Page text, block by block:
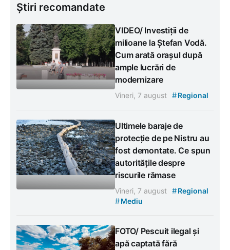
Știri recomandate
VIDEO/ Investiții de
milioane la Ștefan Vodă.
Cum arată orașul după
ample lucrări de
modernizare
Vineri, 7 august #Regional
Ultimele baraje de
protecție de pe Nistru au
fost demontate. Ce spun
autoritățile despre
riscurile rămase
Vineri, 7 august #Regional
#Mediu
FOTO/ Pescuit ilegal și
apă captată fără